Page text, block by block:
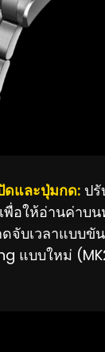
ดและปุ่มกด:ปรั
พื่อให้อ่านค่าบ
จับเวลาแบบขั
แบบใหม่